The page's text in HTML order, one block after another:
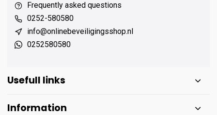
Frequently asked questions
0252-580580
info@onlinebeveiligingsshop.nl
0252580580
Usefull links
Information